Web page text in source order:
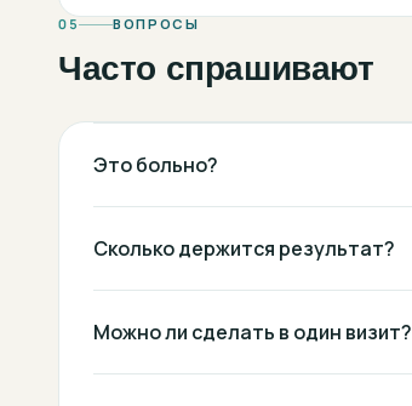
05 ВОПРОСЫ
Часто спрашивают
Это больно?
Сколько держится результат?
Можно ли сделать в один визит?